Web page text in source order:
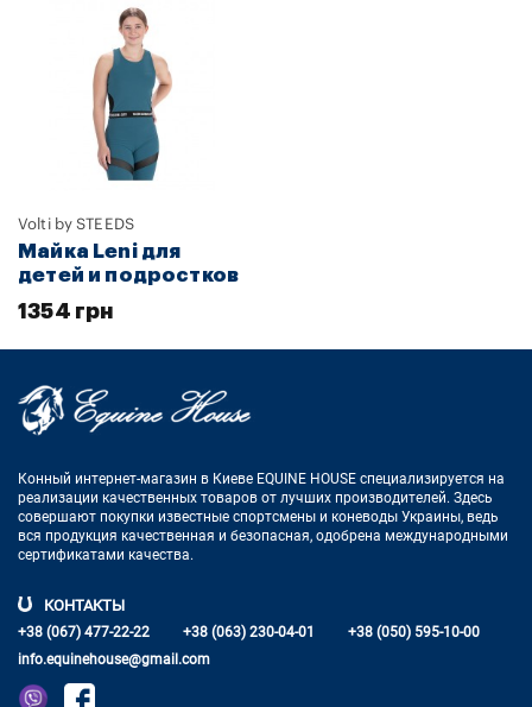
Volti by STEEDS
Майка Leni для
детей и подростков
1354 грн
Конный интернет-магазин в Киеве EQUINE HOUSE специализируется на
реализации качественных товаров от лучших производителей. Здесь
совершают покупки известные спортсмены и коневоды Украины, ведь
вся продукция качественная и безопасная, одобрена международными
сертификатами качества.
КОНТАКТЫ
+38 (067) 477-22-22 +38 (063) 230-04-01
+38 (050) 595-10-00
info.equinehouse@gmail.com